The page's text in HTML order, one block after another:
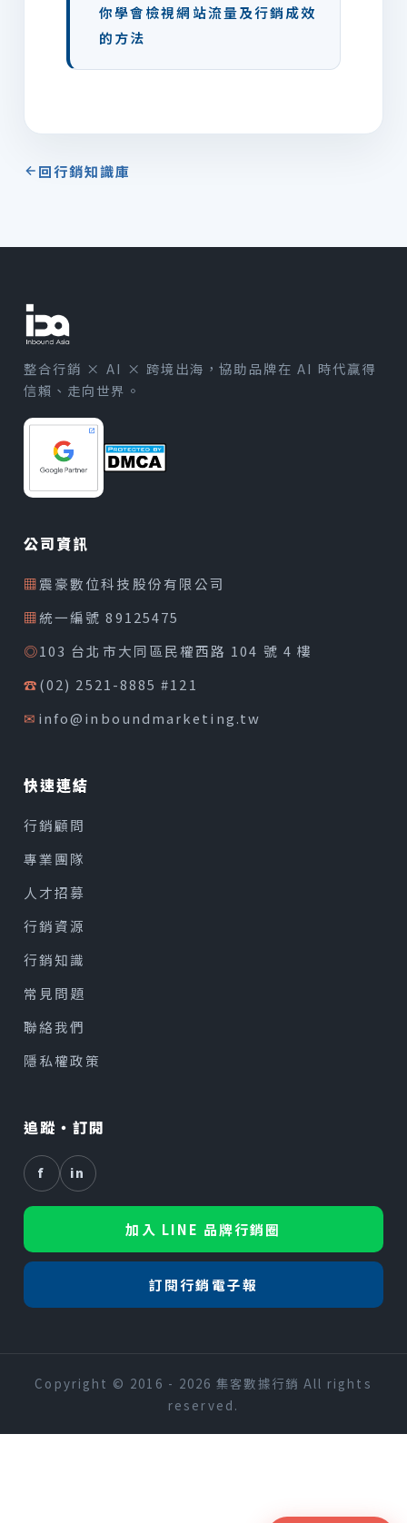
你學會檢視網站流量及行銷成效
的方法
回行銷知識庫
整合行銷 × AI × 跨境出海，協助品牌在 AI 時代贏得
信賴、走向世界。
公司資訊
▦震豪數位科技股份有限公司
▦統一編號 89125475
◎103 台北市大同區民權西路 104 號 4 樓
☎(02) 2521-8885 #121
✉ info@inboundmarketing.tw
快速連結
行銷顧問
專業團隊
人才招募
行銷資源
行銷知識
常見問題
聯絡我們
隱私權政策
追蹤・訂閱
f in
加入 LINE 品牌行銷圈
訂閱行銷電子報
Copyright © 2016 - 2026 集客數據行銷 All rights
reserved.